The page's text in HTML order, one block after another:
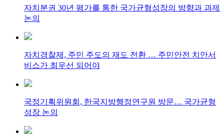
자치분권 30년 평가를 통한 국가균형성장의 방향과 과제
논의
자치경찰제, 주민 주도의 재도 전환 … 주민안전 치안서
비스가 최우선 되어야
국정기획위원회, 한국지방행정연구원 방문… 국가균형
성장 논의